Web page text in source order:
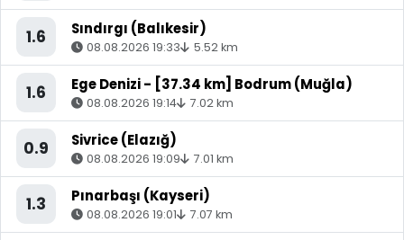
1.6 Sındırgı (Balıkesir)
08.08.2026 19:33 5.52 km
1.6 Ege Denizi - [37.34 km] Bodrum (Muğla)
08.08.2026 19:14 7.02 km
0.9 Sivrice (Elazığ)
08.08.2026 19:09 7.01 km
1.3 Pınarbaşı (Kayseri)
08.08.2026 19:01 7.07 km